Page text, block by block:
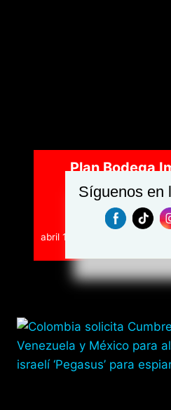
Plan Bodega
Negocios en
abril 14, 2025
Síguenos en